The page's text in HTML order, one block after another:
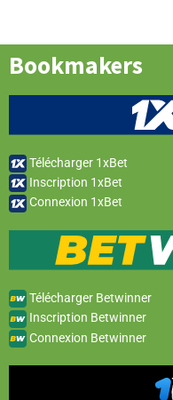
Bookmakers
Télécharger 1xBet
Inscription 1xBet
Connexion 1xBet
Télécharger Betwinner
Inscription Betwinner
Connexion Betwinner